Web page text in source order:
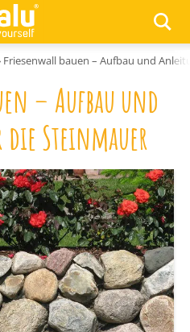
Friesenwall bauen – Aufbau und
– Aufbau und
Steinmauer